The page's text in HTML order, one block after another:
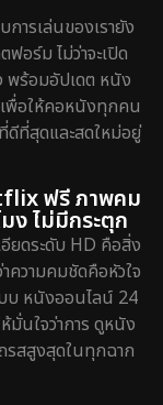
ารเล่นของเรายัง
ร์ม ไม่ว่าจะเปิด
พร้อมอัปเดต หนัง
พื่อให้คอหนังทุกคน
ที่สุดและสดใหม่อยู่
ฟรี ภาพคม
ง ไม่มีกระตุก
ยดระดับ HD คือสิ่ง
าความคมชัดคือหัวใจ
บ หนังออนไลน์ 24
มั่นใจว่าการ ดูหนัง
รสสูงสุดในทุกฉาก